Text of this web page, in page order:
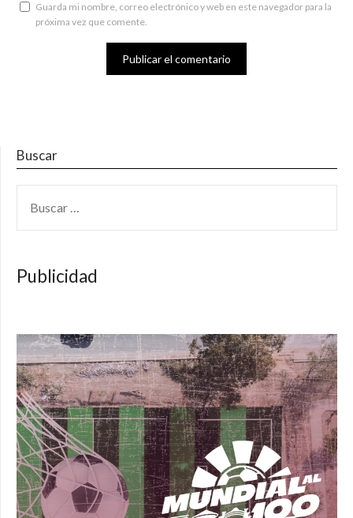
Guarda mi nombre, correo electrónico y web en este navegador para la
próxima vez que comente.
Buscar
Publicidad